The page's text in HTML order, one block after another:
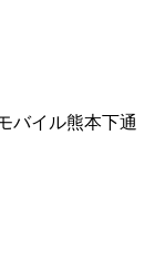
バイル熊本下通